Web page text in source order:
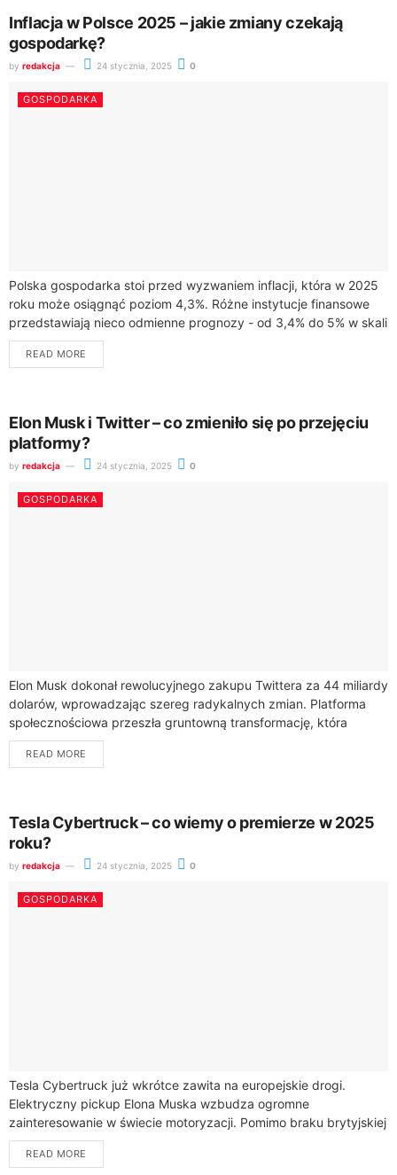
Inflacja w Polsce 2025 – jakie zmiany czekają
gospodarkę?
by redakcja 24 stycznia, 2025 0
GOSPODARKA
Polska gospodarka stoi przed wyzwaniem inflacji, która w 2025
roku może osiągnąć poziom 4,3%. Różne instytucje finansowe
przedstawiają nieco odmienne prognozy - od 3,4% do 5% w skali
roku.Narodowy Bank...
READ MORE
Elon Musk i Twitter – co zmieniło się po przejęciu
platformy?
by redakcja 24 stycznia, 2025 0
GOSPODARKA
Elon Musk dokonał rewolucyjnego zakupu Twittera za 44 miliardy
dolarów, wprowadzając szereg radykalnych zmian. Platforma
społecznościowa przeszła gruntowną transformację, która
wywołała ogromne zainteresowanie w świecie mediów
cyfrowych.W pierwszych miesiącach po...
READ MORE
Tesla Cybertruck – co wiemy o premierze w 2025
roku?
by redakcja 24 stycznia, 2025 0
GOSPODARKA
Tesla Cybertruck już wkrótce zawita na europejskie drogi.
Elektryczny pickup Elona Muska wzbudza ogromne
zainteresowanie w świecie motoryzacji. Pomimo braku brytyjskiej
homologacji drogowej, pojazd jest już zarejestrowany i
ubezpieczony przed...
READ MORE